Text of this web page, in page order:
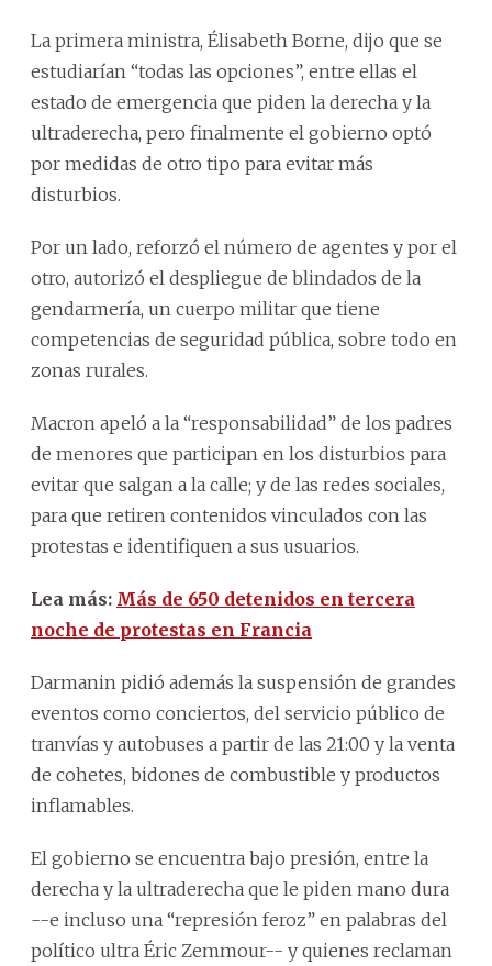
La primera ministra, Élisabeth Borne, dijo que se
estudiarían “todas las opciones”, entre ellas el
estado de emergencia que piden la derecha y la
ultraderecha, pero finalmente el gobierno optó
por medidas de otro tipo para evitar más
disturbios.
Por un lado, reforzó el número de agentes y por el
otro, autorizó el despliegue de blindados de la
gendarmería, un cuerpo militar que tiene
competencias de seguridad pública, sobre todo en
zonas rurales.
Macron apeló a la “responsabilidad” de los padres
de menores que participan en los disturbios para
evitar que salgan a la calle; y de las redes sociales,
para que retiren contenidos vinculados con las
protestas e identifiquen a sus usuarios.
Lea más: Más de 650 detenidos en tercera
noche de protestas en Francia
Darmanin pidió además la suspensión de grandes
eventos como conciertos, del servicio público de
tranvías y autobuses a partir de las 21:00 y la venta
de cohetes, bidones de combustible y productos
inflamables.
El gobierno se encuentra bajo presión, entre la
derecha y la ultraderecha que le piden mano dura
--e incluso una “represión feroz” en palabras del
político ultra Éric Zemmour-- y quienes reclaman